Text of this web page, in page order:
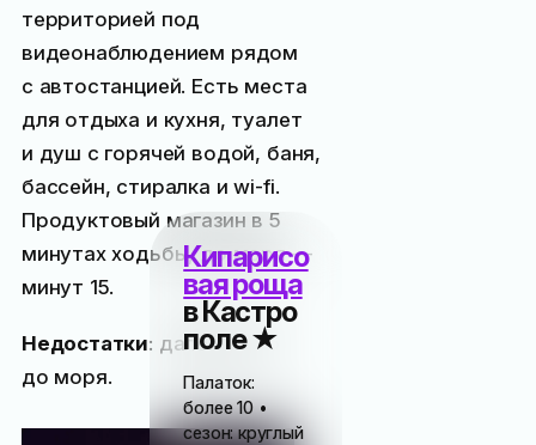
территорией под
видеонаблюдением рядом
с автостанцией. Есть места
для отдыха и кухня, туалет
и душ с горячей водой, баня,
бассейн, стиралка и wi-fi.
Продуктовый магазин в 5
минутах ходьбы, до моря —
минут 15.
Недостатки: далековато
до моря.
Кипарисо
вая роща
в Кастро
поле ★
Палаток:
более 10 •
сезон: круглый